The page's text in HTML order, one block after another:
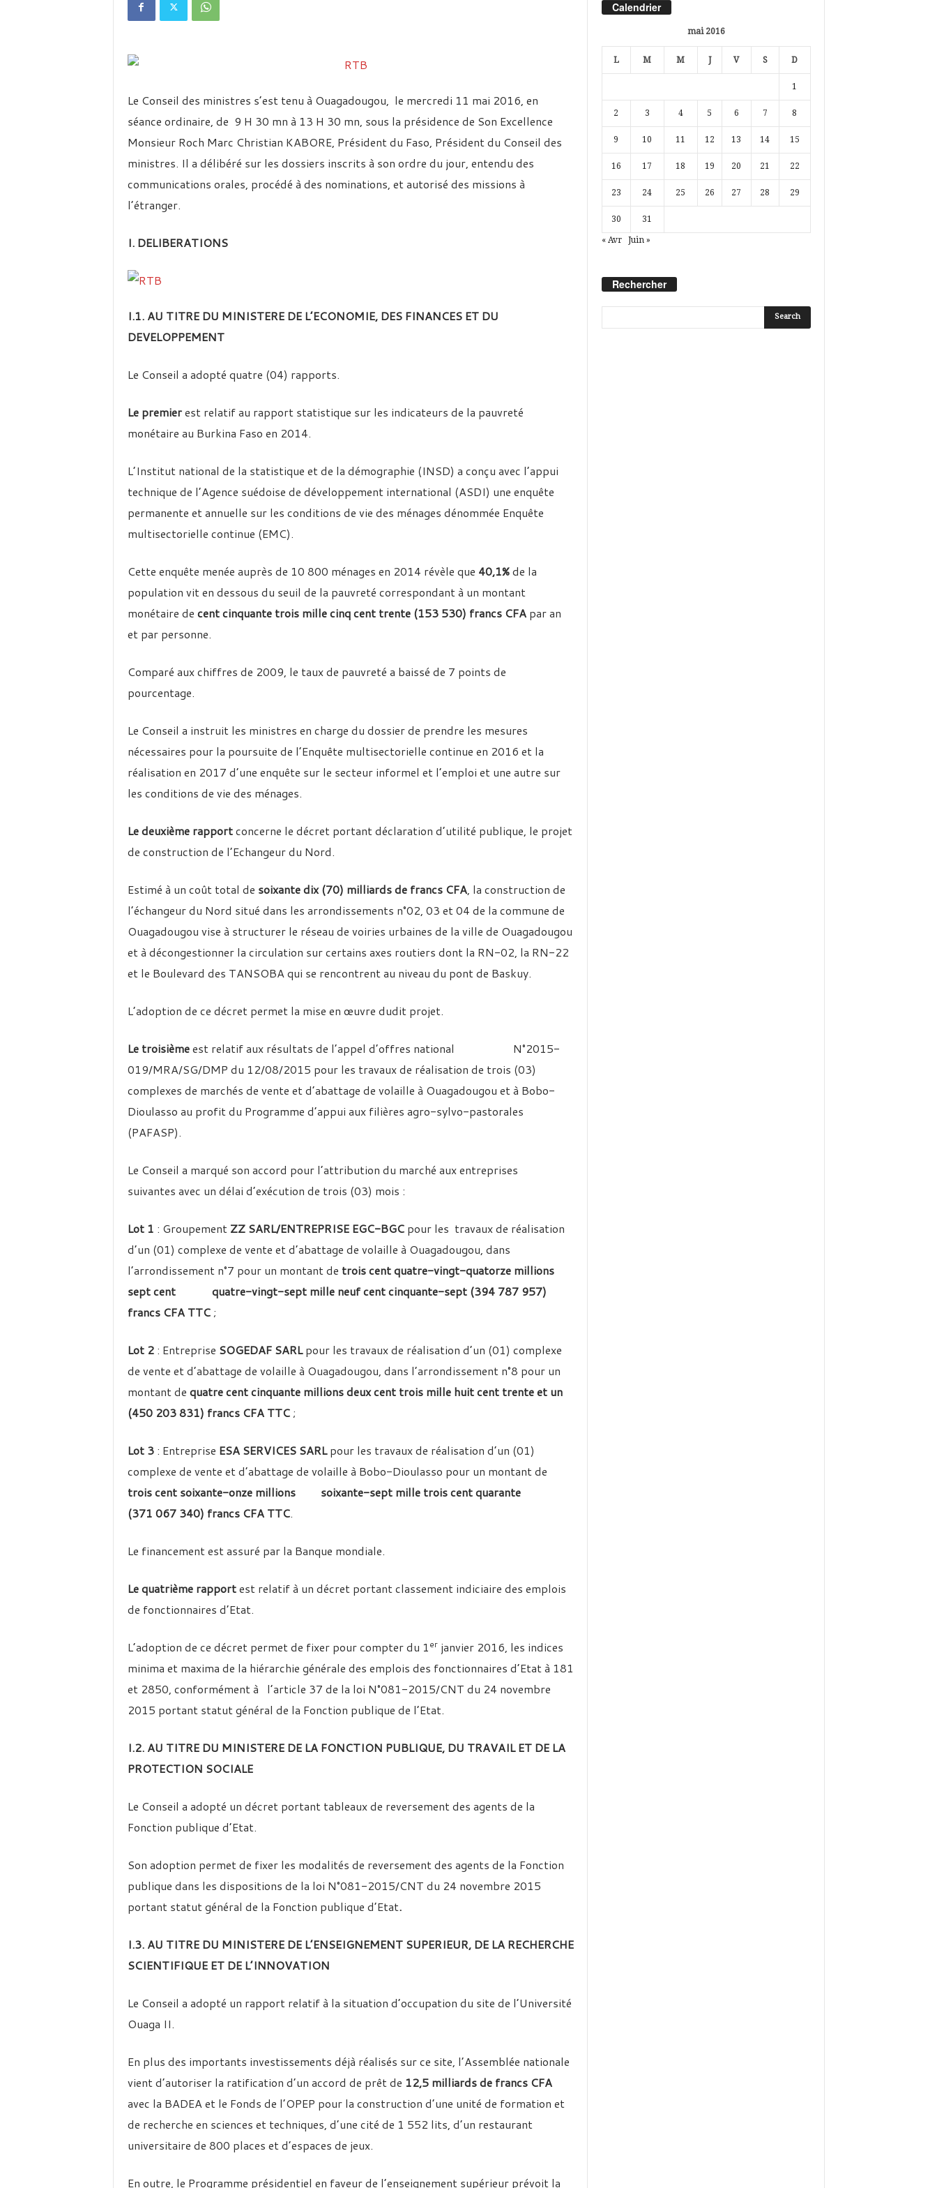
Le Conseil des ministres s’est tenu à Ouagadougou, le mercredi 11 mai 2016, en
séance ordinaire, de 9 H 30 mn à 13 H 30 mn, sous la présidence de Son Excellence
Monsieur Roch Marc Christian KABORE, Président du Faso, Président du Conseil des
ministres. Il a délibéré sur les dossiers inscrits à son ordre du jour, entendu des
communications orales, procédé à des nominations, et autorisé des missions à
l’étranger.
I. DELIBERATIONS
I.1. AU TITRE DU MINISTERE DE L’ECONOMIE, DES FINANCES ET DU
DEVELOPPEMENT
Le Conseil a adopté quatre (04) rapports.
Le premierest relatif au rapport statistique sur les indicateurs de la pauvreté
monétaire au Burkina Faso en 2014.
L’Institut national de la statistique et de la démographie (INSD) a conçu avec l’appui
technique de l’Agence suédoise de développement international (ASDI) une enquête
permanente et annuelle sur les conditions de vie des ménages dénommée Enquête
multisectorielle continue (EMC).
Cette enquête menée auprès de 10 800 ménages en 2014 révèle que 40,1%de la
population vit en dessous du seuil de la pauvreté correspondant à un montant
monétaire de cent cinquante trois mille cinq cent trente (153 530) francs CFApar an
et par personne.
Comparé aux chiffres de 2009, le taux de pauvreté a baissé de 7 points de
pourcentage.
Le Conseil a instruit les ministres en charge du dossier de prendre les mesures
nécessaires pour la poursuite de l’Enquête multisectorielle continue en 2016 et la
réalisation en 2017 d’une enquête sur le secteur informel et l’emploi et une autre sur
les conditions de vie des ménages.
Le deuxième rapportconcerne le décret portant déclaration d’utilité publique, le projet
de construction de l’Echangeur du Nord.
Estimé à un coût total de soixante dix (70) milliards de francs CFA, la construction de
l’échangeur du Nord situé dans les arrondissements n°02, 03 et 04 de la commune de
Ouagadougou vise à structurer le réseau de voiries urbaines de la ville de Ouagadougou
et à décongestionner la circulation sur certains axes routiers dont la RN-02, la RN-22
et le Boulevard des TANSOBA qui se rencontrent au niveau du pont de Baskuy.
L’adoption de ce décret permet la mise en œuvre dudit projet.
Le troisièmeest relatif aux résultats de l’appel d’offres national N°2015-
019/MRA/SG/DMP du 12/08/2015 pour les travaux de réalisation de trois (03)
complexes de marchés de vente et d’abattage de volaille à Ouagadougou et à Bobo-
Dioulasso au profit du Programme d’appui aux filières agro-sylvo-pastorales
(PAFASP).
Le Conseil a marqué son accord pour l’attribution du marché aux entreprises
suivantes avec un délai d’exécution de trois (03) mois :
Lot 1 : Groupement ZZ SARL/ENTREPRISE EGC-BGC pour les travaux de réalisation
d’un (01) complexe de vente et d’abattage de volaille à Ouagadougou, dans
l’arrondissement n°7 pour un montant de trois cent quatre-vingt-quatorze millions
sept cent quatre-vingt-sept mille neuf cent cinquante-sept (394 787 957)
francs CFA TTC ;
Lot 2: Entreprise SOGEDAF SARLpour les travaux de réalisation d’un (01) complexe
de vente et d’abattage de volaille à Ouagadougou, dans l’arrondissement n°8 pour un
montant de quatre cent cinquante millions deux cent trois mille huit cent trente et un
(450 203 831) francs CFA TTC;
Lot 3: Entreprise ESA SERVICES SARLpour les travaux de réalisation d’un (01)
complexe de vente et d’abattage de volaille à Bobo-Dioulasso pour un montant de
trois cent soixante-onze millions soixante-sept mille trois cent quarante
(371 067 340) francs CFA TTC.
Le financement est assuré par la Banque mondiale.
Le quatrième rapportest relatif à un décret portant classement indiciaire des emplois
de fonctionnaires d’Etat.
L’adoption de ce décret permet de fixer pour compter du 1erjanvier 2016, les indices
minima et maxima de la hiérarchie générale des emplois des fonctionnaires d’Etat à 181
et 2850, conformément à l’article 37 de la loi N°081-2015/CNT du 24 novembre
2015 portant statut général de la Fonction publique de l’Etat.
I.2. AU TITRE DU MINISTERE DE LA FONCTION PUBLIQUE, DU TRAVAIL ET DE LA
PROTECTION SOCIALE
Le Conseil a adopté un décret portant tableaux de reversement des agents de la
Fonction publique d’Etat.
Son adoption permet de fixer les modalités de reversement des agents de la Fonction
publique dans les dispositions de la loi N°081-2015/CNT du 24 novembre 2015
portant statut général de la Fonction publique d’Etat.
I.3. AU TITRE DU MINISTERE DE L’ENSEIGNEMENT SUPERIEUR, DE LA RECHERCHE
SCIENTIFIQUE ET DE L’INNOVATION
Le Conseil a adopté un rapport relatif à la situation d’occupation du site de l’Université
Ouaga II.
En plus des importants investissements déjà réalisés sur ce site, l’Assemblée nationale
vient d’autoriser la ratification d’un accord de prêt de 12,5 milliards de francs CFA
avec la BADEA et le Fonds de l’OPEP pour la construction d’une unité de formation et
de recherche en sciences et techniques, d’une cité de 1 552 lits, d’un restaurant
universitaire de 800 places et d’espaces de jeux.
En outre, le Programme présidentiel en faveur de l’enseignement supérieur prévoit la
Calendrier
mai 2016
L M M J V S D
1
2 3 4 5 6 7 8
9 10 11 12 13 14 15
16 17 18 19 20 21 22
23 24 25 26 27 28 29
30 31
« Avr Juin »
Rechercher